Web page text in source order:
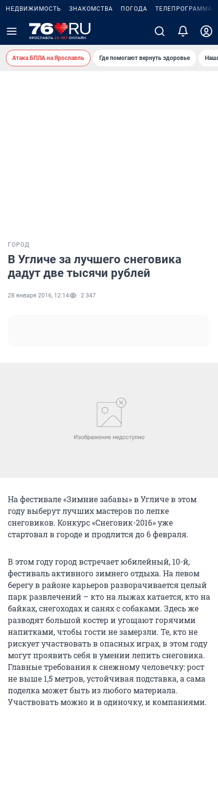
НЕДВИЖИМОСТЬ ЗНАКОМСТВА ПОГОДА ТЕЛЕПРОГРАММА
Атака БПЛА на Ярославль Где помогают вернуть здоровье
ГОРОД
В Угличе за лучшего снеговика
дадут две тысячи рублей
28 января 2016, 12:14 2 347
На фестивале «Зимние забавы» в Угличе в этом
году выберут лучших мастеров по лепке
снеговиков. Конкурс «Снеговик-2016» уже
стартовал в городе и продлится до 6 февраля.
В этом году город встречает юбилейный, 10-й,
фестиваль активного зимнего отдыха. На левом
берегу в районе карьеров разворачивается целый
парк развлечений – кто на лыжах катается, кто на
байках, снегоходах и санях с собаками. Здесь же
разводят большой костер и угощают горячими
напитками, чтобы гости не замерзли. Те, кто не
рискует участвовать в опасных играх, в этом году
могут проявить себя в умении лепить снеговика.
Главные требования к снежному человечку: рост
не выше 1,5 метров, устойчивая подставка, а сама
поделка может быть из любого материала.
Участвовать можно и в одиночку, и компаниями.